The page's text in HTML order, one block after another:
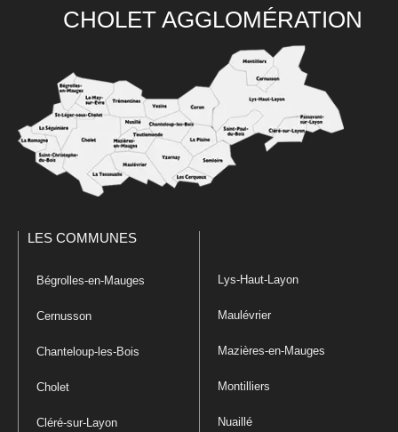
CHOLET AGGLOMÉRATION
LES COMMUNES
Bégrolles-en-Mauges
Cernusson
Chanteloup-les-Bois
Cholet
Cléré-sur-Layon
Lys-Haut-Layon
Maulévrier
Mazières-en-Mauges
Montilliers
Nuaillé